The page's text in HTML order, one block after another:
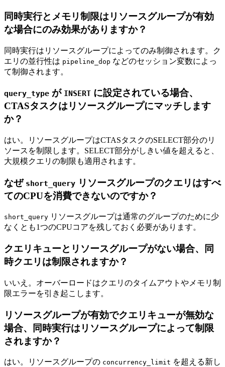
同時実行とメモリ制限はリソースグループが有効
な場合にのみ効果がありますか？
同時実行はリソースグループによってのみ制御されます。ク
エリの並行性は pipeline_dop などのセッション変数によっ
て制御されます。
query_type が INSERT に設定されている場合、
CTASタスクはリソースグループにマッチします
か？
はい。リソースグループはCTASタスクのSELECT部分のリ
ソースを制限します。SELECT部分がしきい値を超えると、
大規模クエリの制限も適用されます。
なぜ short_query リソースグループのクエリはすべ
てのCPUを消費できないのですか？
short_query リソースグループは通常のグループのために少
なくとも1つのCPUコアを残しておく必要があります。
クエリキューとリソースグループがない場合、同
時クエリは制限されますか？
いいえ。オーバーロードはクエリのタイムアウトやメモリ制
限エラーを引き起こします。
リソースグループが有効でクエリキューが無効な
場合、同時実行はリソースグループによって制限
されますか？
はい。リソースグループの concurrency_limit を超える新し